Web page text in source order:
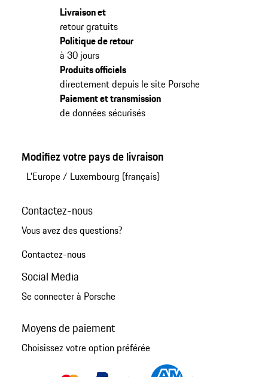
Livraison et
retour gratuits
Politique de retour
à 30 jours
Produits officiels
directement depuis le site Porsche
Paiement et transmission
de données sécurisés
Modifiez votre pays de livraison
L'Europe/ Luxembourg (français)
Contactez-nous
Vous avez des questions?
Contactez-nous
Social Media
Se connecter à Porsche
Moyens de paiement
Choisissez votre option préférée